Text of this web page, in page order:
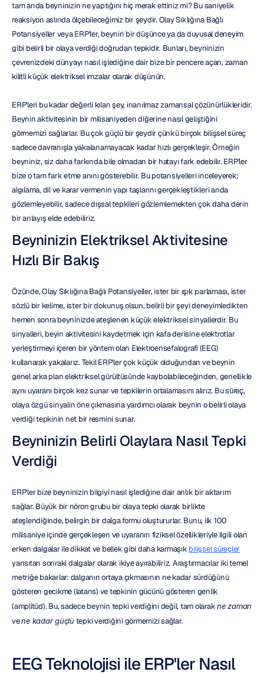
tam anda beyninizin ne yaptığını hiç merak ettiniz mi? Bu saniyelik
reaksiyon aslında ölçebileceğimiz bir şeydir. Olay Sıklığına Bağlı
Potansiyeller veya ERP'ler, beynin bir düşünce ya da duyusal deneyim
gibi belirli bir olaya verdiği doğrudan tepkidir. Bunları, beyninizin
çevrenizdeki dünyayı nasıl işlediğine dair bize bir pencere açan, zaman
kilitli küçük elektriksel imzalar olarak düşünün.
ERP'leri bu kadar değerli kılan şey, inanılmaz zamansal çözünürlükleridir.
Beynin aktivitesinin bir milisaniyeden diğerine nasıl geliştiğini
görmemizi sağlarlar. Bu çok güçlü bir şeydir çünkü birçok bilişsel süreç
sadece davranışla yakalanamayacak kadar hızlı gerçekleşir. Örneğin
beyniniz, siz daha farkında bile olmadan bir hatayı fark edebilir. ERP'ler
bize o tam fark etme anını gösterebilir. Bu potansiyelleri inceleyerek;
algılama, dil ve karar vermenin yapı taşlarını gerçekleştikleri anda
gözlemleyebilir, sadece dışsal tepkileri gözlemlemekten çok daha derin
bir anlayış elde edebiliriz.
Beyninizin Elektriksel Aktivitesine
Hızlı Bir Bakış
Özünde, Olay Sıklığına Bağlı Potansiyeller, ister bir ışık parlaması, ister
sözlü bir kelime, ister bir dokunuş olsun, belirli bir şeyi deneyimledikten
hemen sonra beyninizde ateşlenen küçük elektriksel sinyallerdir. Bu
sinyalleri, beyin aktivitesini kaydetmek için kafa derisine elektrotlar
yerleştirmeyi içeren bir yöntem olan Elektroensefalografi (EEG)
kullanarak yakalarız. Tekil ERP'ler çok küçük olduğundan ve beynin
genel arka plan elektriksel gürültüsünde kaybolabileceğinden, genellikle
aynı uyaranı birçok kez sunar ve tepkilerin ortalamasını alırız. Bu süreç,
olaya özgü sinyalin öne çıkmasına yardımcı olarak beynin o belirli olaya
verdiği tepkinin net bir resmini sunar.
Beyninizin Belirli Olaylara Nasıl Tepki
Verdiği
ERP'ler bize beyninizin bilgiyi nasıl işlediğine dair anlık bir aktarım
sağlar. Büyük bir nöron grubu bir olaya tepki olarak birlikte
ateşlendiğinde, belirgin bir dalga formu oluştururlar. Bunu, ilk 100
milisaniye içinde gerçekleşen ve uyaranın fiziksel özellikleriyle ilgili olan
erken dalgalar ile dikkat ve bellek gibi daha karmaşık bilişsel süreçler
yansıtan sonraki dalgalar olarak ikiye ayırabiliriz. Araştırmacılar iki temel
metriğe bakarlar: dalganın ortaya çıkmasının ne kadar sürdüğünü
gösteren gecikme (latans) ve tepkinin gücünü gösteren genlik
(amplitüd). Bu, sadece beynin tepki verdiğini değil, tam olarak ne zaman
ve ne kadar güçlü tepki verdiğini görmemizi sağlar.
EEG Teknolojisi ile ERP'ler Nasıl